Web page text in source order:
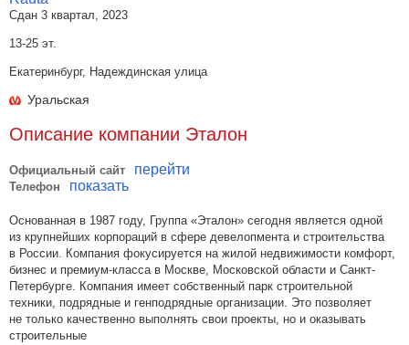
Сдан 3 квартал, 2023
13-25 эт.
Екатеринбург, Надеждинская улица
Уральская
Описание компании Эталон
Официальный сайт перейти
Телефон показать
Основанная в 1987 году, Группа «Эталон» сегодня является одной
из крупнейших корпораций в сфере девелопмента и строительства
в России. Компания фокусируется на жилой недвижимости комфорт,
бизнес и премиум-класса в Москве, Московской области и Санкт-
Петербурге. Компания имеет собственный парк строительной
техники, подрядные и генподрядные организации. Это позволяет
не только качественно выполнять свои проекты, но и оказывать
строительные